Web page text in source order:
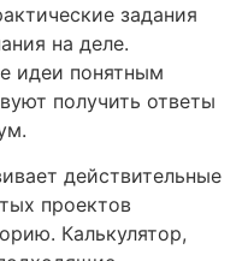
задания
на деле.
идеи понятным
получить ответы
действительные
проектов
Калькулятор,